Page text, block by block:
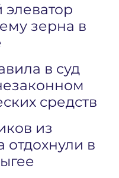
зерна в
в суд
средств
из
отдохнули в